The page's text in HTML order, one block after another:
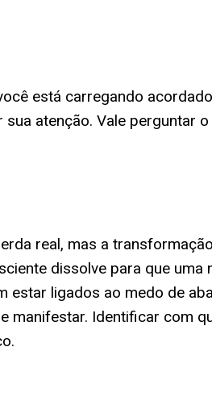
está carregando
atenção. Vale perguntar
real, mas a
dissolve para que uma
ligados ao medo de
Identificar com